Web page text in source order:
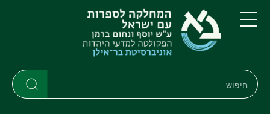
דילוג
לתוכן
העיקרי
דילוג
לתפריט
ניווט
ראשי
תפריט
חיפוש
חיפוש